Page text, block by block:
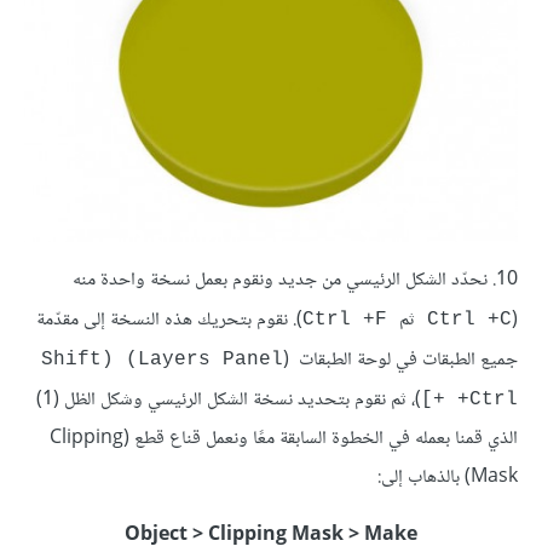
10. نحدّد الشكل الرئيسي من جديد ونقوم بعمل نسخة واحدة منه
(
Ctrl +C ثم
). نقوم بتحريك هذه النسخة إلى مقدّمة
جميع الطبقات في لوحة الطبقات (
Layers Panel) (Shift
+Ctrl +]
)، ثم نقوم بتحديد نسخة الشكل الرئيسي وشكل الظل (1)
الذي قمنا بعمله في الخطوة السابقة معًا ونعمل قناع قطع (Clipping
Mask) بالذهاب إلى:
Object > Clipping Mask > Make